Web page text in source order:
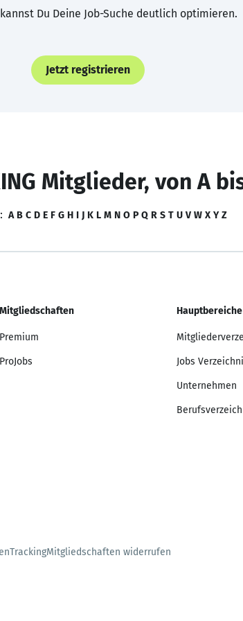
Du Deine Job-Suche deutlich optimieren.
Jetzt registrieren
Mitglieder, von A
A B C D E F G H I J K L M N O P Q R S T U V W X Y Z
Mitgliedschaften
Premium
ProJobs
Hauptbereiche
Jobs
Unternehmen
TrackingMitgliedschaften widerrufen